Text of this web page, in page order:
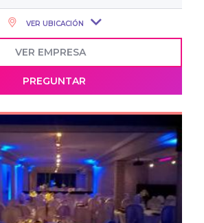
VER UBICACIÓN
VER EMPRESA
PREGUNTAR